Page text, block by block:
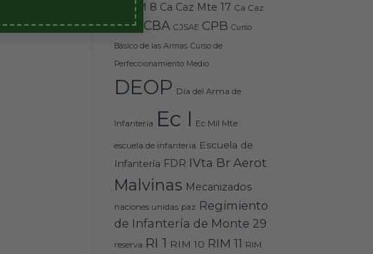
Caz M 8 Ca Caz Mte 17 Ca Caz
Mte 18
CBA CJSAE CPB Curso
Básico de las Armas Curso de
Perfeccionamiento Medio
DEOP Día del Arma de
Infantería Ec I Ec Mil Mte
escuela de infanteria Escuela de
Infantería FDR IVta Br Aerot
Malvinas Mecanizados
naciones unidas paz Regimiento
de Infantería de Monte 29
reserva RI 1 RIM 10 RIM 11 RIM